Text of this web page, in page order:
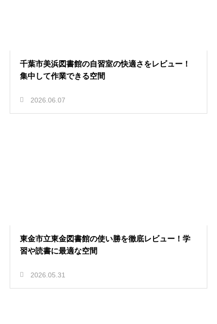
千葉市美浜図書館の自習室の快適さをレビュー！
集中して作業できる空間
2026.06.07
東金市立東金図書館の使い勝を徹底レビュー！学
習や読書に最適な空間
2026.05.31